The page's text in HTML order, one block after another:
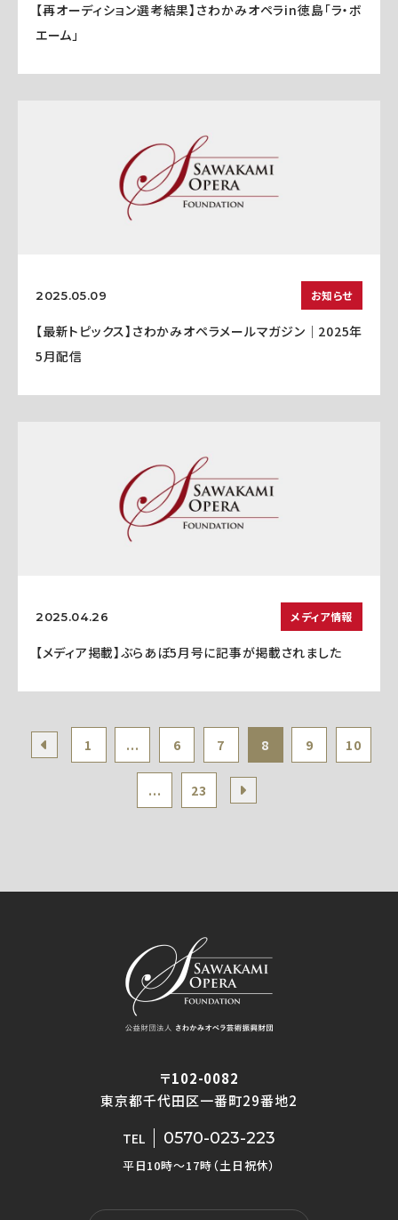
【再オーディション選考結果】さわかみオペラin徳島「ラ・ボ
エーム」
2025.05.09 お知らせ
【最新トピックス】さわかみオペラメールマガジン｜2025年
5月配信
2025.04.26 メディア情報
【メディア掲載】ぶらあぼ5月号に記事が掲載されました
1 ... 6 7 8 9 10
... 23
〒102-0082
東京都千代田区一番町29番地2
TEL 0570-023-223
平日10時〜17時（土日祝休）